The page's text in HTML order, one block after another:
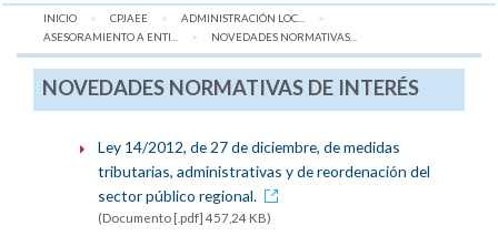
INICIO CPJAEE
ADMINISTRACIÓN LOC...
ASESORAMIENTO A ENTI...
AQUÍ:
NOVEDADES NORMATIVAS...
NOVEDADES NORMATIVAS DE INTERÉS
Ley 14/2012, de 27 de diciembre, de medidas
tributarias, administrativas y de reordenación del
sector público regional.
(Documento [.pdf] 457,24 KB)